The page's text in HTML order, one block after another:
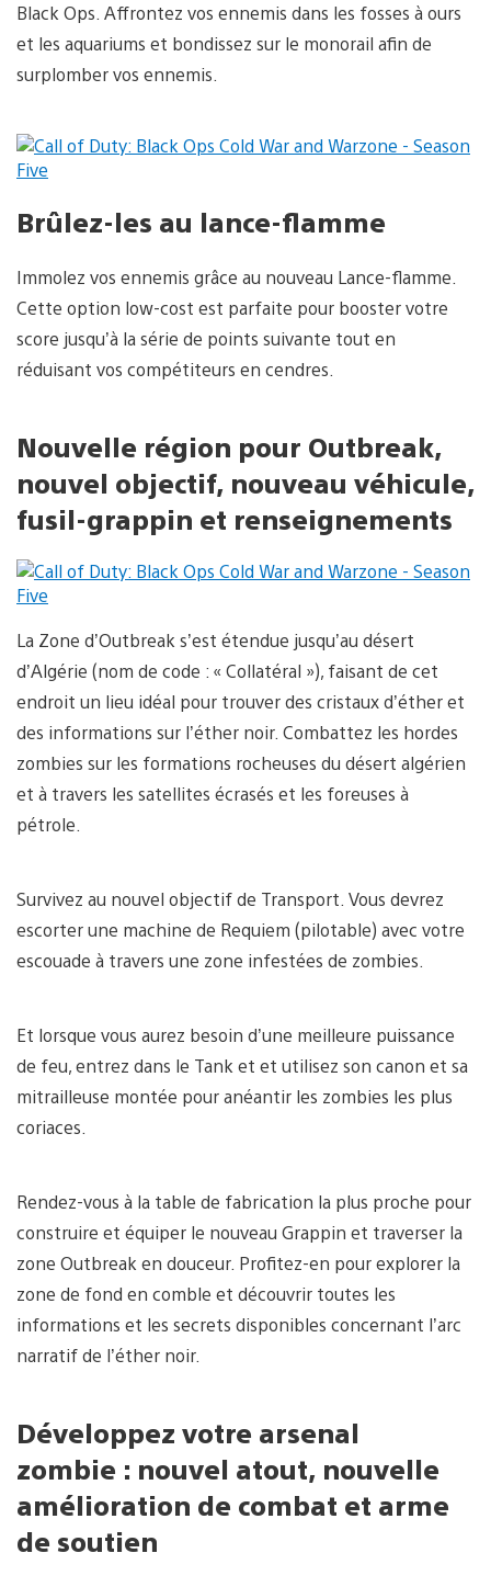
Black Ops. Affrontez vos ennemis dans les fosses à ours
et les aquariums et bondissez sur le monorail afin de
surplomber vos ennemis.
Brûlez-les au lance-flamme
Immolez vos ennemis grâce au nouveau Lance-flamme.
Cette option low-cost est parfaite pour booster votre
score jusqu’à la série de points suivante tout en
réduisant vos compétiteurs en cendres.
Nouvelle région pour Outbreak,
nouvel objectif, nouveau véhicule,
fusil-grappin et renseignements
La Zone d’Outbreak s’est étendue jusqu’au désert
d’Algérie (nom de code : « Collatéral »), faisant de cet
endroit un lieu idéal pour trouver des cristaux d’éther et
des informations sur l’éther noir. Combattez les hordes
zombies sur les formations rocheuses du désert algérien
et à travers les satellites écrasés et les foreuses à
pétrole.
Survivez au nouvel objectif de Transport. Vous devrez
escorter une machine de Requiem (pilotable) avec votre
escouade à travers une zone infestées de zombies.
Et lorsque vous aurez besoin d’une meilleure puissance
de feu, entrez dans le Tank et et utilisez son canon et sa
mitrailleuse montée pour anéantir les zombies les plus
coriaces.
Rendez-vous à la table de fabrication la plus proche pour
construire et équiper le nouveau Grappin et traverser la
zone Outbreak en douceur. Profitez-en pour explorer la
zone de fond en comble et découvrir toutes les
informations et les secrets disponibles concernant l’arc
narratif de l’éther noir.
Développez votre arsenal
zombie : nouvel atout, nouvelle
amélioration de combat et arme
de soutien